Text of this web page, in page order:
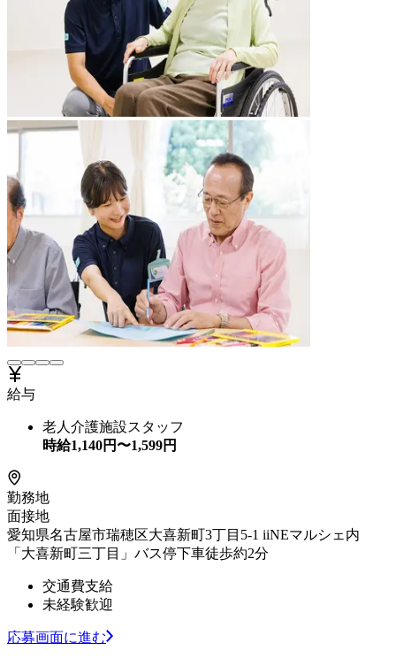
給与
老人介護施設スタッフ
時給1,140円〜1,599円
勤務地
面接地
愛知県名古屋市瑞穂区大喜新町3丁目5-1 iiNEマルシェ内
「大喜新町三丁目」バス停下車徒歩約2分
交通費支給
未経験歓迎
応募画面に進む